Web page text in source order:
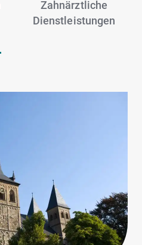
Zahnärztliche
Dienstleistungen